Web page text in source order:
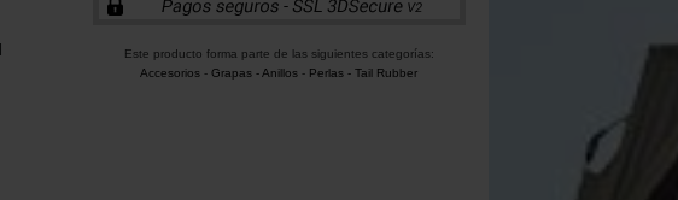
Este producto forma parte de las siguientes categorías:
Accesorios -Grapas - Anillos - Perlas - Tail Rubber